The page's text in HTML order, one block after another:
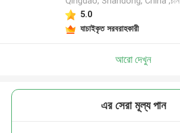
5.0
যাচাইকৃত সরবরাহকারী
আরো দেখুন
এর সেরা মূল্য পান